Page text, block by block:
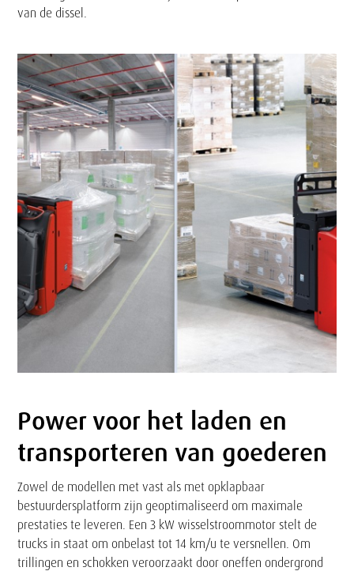
van de dissel.
Tekst
Power voor het laden en
transporteren van goederen
Zowel de modellen met vast als met opklapbaar
bestuurdersplatform zijn geoptimaliseerd om maximale
prestaties te leveren. Een 3 kW wisselstroommotor stelt de
trucks in staat om onbelast tot 14 km/u te versnellen. Om
trillingen en schokken veroorzaakt door oneffen ondergrond